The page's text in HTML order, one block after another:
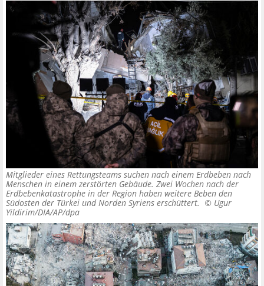
Mitglieder eines Rettungsteams suchen nach einem Erdbeben nach
Menschen in einem zerstörten Gebäude. Zwei Wochen nach der
Erdbebenkatastrophe in der Region haben weitere Beben den
Südosten der Türkei und Norden Syriens erschüttert. © Ugur
Yildirim/DIA/AP/dpa